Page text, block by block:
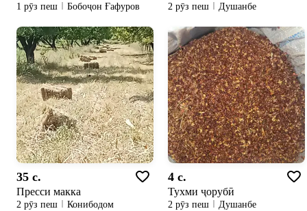
1 рӯз пеш Бобоҷон Ғафуров 2 рӯз пеш Душанбе
35 c.
Пресси макка
2 рӯз пеш Конибодом
4 c.
Тухми ҷорубӣ
2 рӯз пеш Душанбе